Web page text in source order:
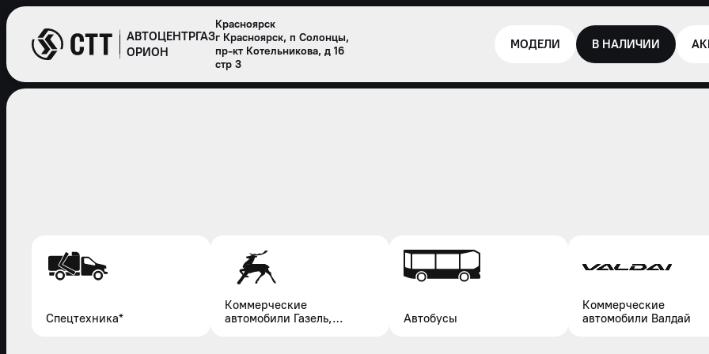
АВТОЦЕНТРГАЗ
ОРИОН
Красноярск
г Красноярск, п Солонцы,
пр-кт Котельникова, д 16
стр 3
МОДЕЛИ В НАЛИЧИИ
Спецтехника*
Коммерческие
автомобили Газель,
Автобусы
Коммерческие
автомобили Валдай